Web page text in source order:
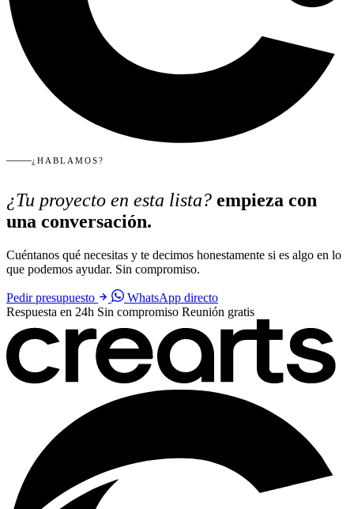
¿HABLAMOS?
¿Tu proyecto en esta lista? empieza con
una conversación.
Cuéntanos qué necesitas y te decimos honestamente si es algo en lo
que podemos ayudar. Sin compromiso.
Pedir presupuesto
WhatsApp directo
Respuesta en 24h Sin compromiso Reunión gratis